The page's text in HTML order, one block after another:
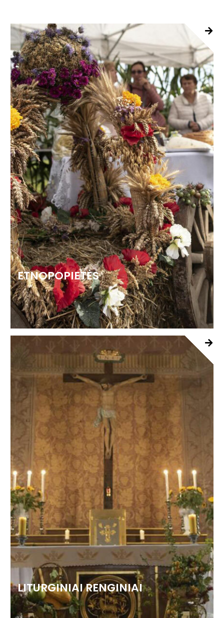
ETNOPOPIETĖS
LITURGINIAI RENGINIAI